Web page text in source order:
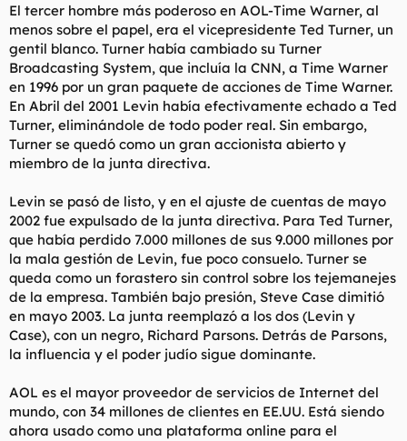
El tercer hombre más poderoso en AOL-Time Warner, al
menos sobre el papel, era el vicepresidente Ted Turner, un
gentil blanco. Turner había cambiado su Turner
Broadcasting System, que incluía la CNN, a Time Warner
en 1996 por un gran paquete de acciones de Time Warner.
En Abril del 2001 Levin había efectivamente echado a Ted
Turner, eliminándole de todo poder real. Sin embargo,
Turner se quedó como un gran accionista abierto y
miembro de la junta directiva.
Levin se pasó de listo, y en el ajuste de cuentas de mayo
2002 fue expulsado de la junta directiva. Para Ted Turner,
que había perdido 7.000 millones de sus 9.000 millones por
la mala gestión de Levin, fue poco consuelo. Turner se
queda como un forastero sin control sobre los tejemanejes
de la empresa. También bajo presión, Steve Case dimitió
en mayo 2003. La junta reemplazó a los dos (Levin y
Case), con un negro, Richard Parsons. Detrás de Parsons,
la influencia y el poder judío sigue dominante.
AOL es el mayor proveedor de servicios de Internet del
mundo, con 34 millones de clientes en EE.UU. Está siendo
ahora usado como una plataforma online para el